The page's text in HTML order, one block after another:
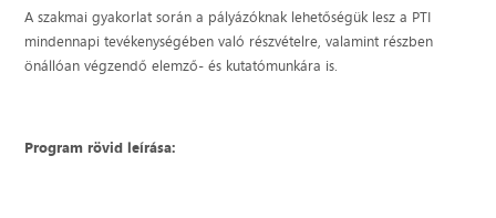
A szakmai gyakorlat során a pályázóknak lehetőségük lesz a PTI
mindennapi tevékenységében való részvételre, valamint részben
önállóan végzendő elemző- és kutatómunkára is.
Program rövid leírása: